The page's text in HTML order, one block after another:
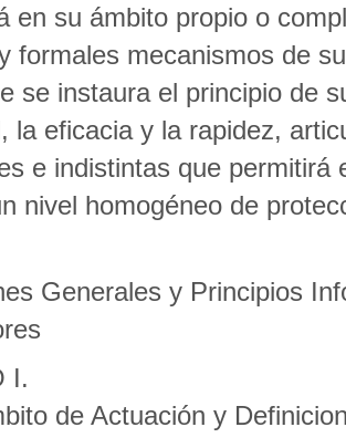
en su ámbito propio o
formales mecanismos de
se instaura el principio de
la eficacia y la rapidez,
e indistintas que
nivel homogéneo de
Generales y Principios
I.
de Actuación y